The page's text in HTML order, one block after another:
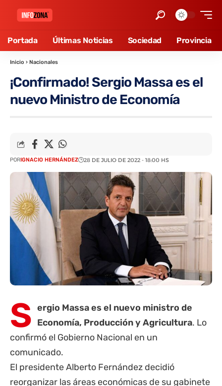
Portada Últimas Noticias Sociedad Provincia
Inicio › Nacionales
¡Confirmado! Sergio Massa es el
nuevo Ministro de Economía
PORIGNACIO HERNÁNDEZ 28 DE JULIO DE 2022 - 18:00 HS
S ergio Massa es el nuevo ministro de
Economía, Producción y Agricultura. Lo
confirmó el Gobierno Nacional en un
comunicado.
El presidente Alberto Fernández decidió
reorganizar las áreas económicas de su gabinete